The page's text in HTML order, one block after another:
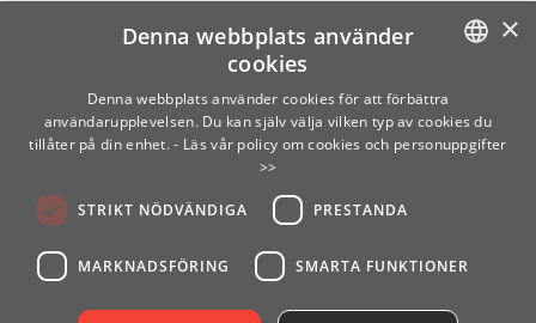
SWEDISH
×
Denna webbplats använder
cookies
Denna webbplats använder cookies för att förbättra
användarupplevelsen. Du kan själv välja vilken typ av cookies du
tillåter på din enhet. - Läs vår policy om cookies och personuppgifter
>>
STRIKT NÖDVÄNDIGA PRESTANDA
MARKNADSFÖRING SMARTA FUNKTIONER